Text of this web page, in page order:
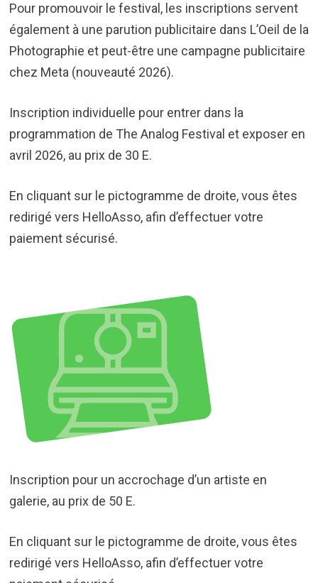
Pour promouvoir le festival, les inscriptions servent
également à une parution publicitaire dans L’Oeil de la
Photographie et peut-être une campagne publicitaire
chez Meta (nouveauté 2026).
Inscription individuelle pour entrer dans la
programmation de The Analog Festival et exposer en
avril 2026, au prix de 30 E.
En cliquant sur le pictogramme de droite, vous êtes
redirigé vers HelloAsso, afin d’effectuer votre
paiement sécurisé.
Inscription pour un accrochage d’un artiste en
galerie, au prix de 50 E.
En cliquant sur le pictogramme de droite, vous êtes
redirigé vers HelloAsso, afin d’effectuer votre